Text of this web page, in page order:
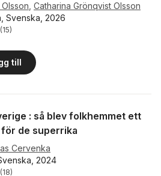
Catharina Grönqvist Olsson
Svenska, 2026
stjärnor. Totalt antal röster:
(15)
till
: så blev folkhemmet ett
de superrika
Cervenka
2024
(18)